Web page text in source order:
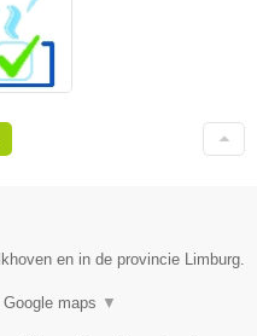
en in de provincie Limburg.
Google maps ▼